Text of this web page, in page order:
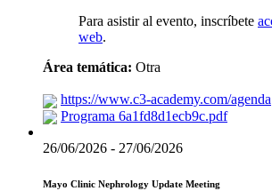
Para asistir al evento, inscríbete
web.
Área temática: Otra
https://www.c3-academy.com/agenda
Programa 6a1fd8d1ecb9c.pdf
26/06/2026 - 27/06/2026
Mayo Clinic Nephrology Update Meeting